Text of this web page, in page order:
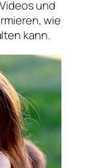
und
wie
kann.